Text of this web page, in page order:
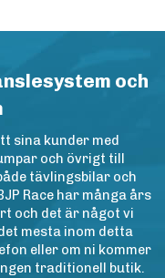
och
sina kunder med
och övrigt till
tävlingsbilar och
Race har många års
och det är något vi
mesta inom detta
eller om ni kommer
traditionell butik.